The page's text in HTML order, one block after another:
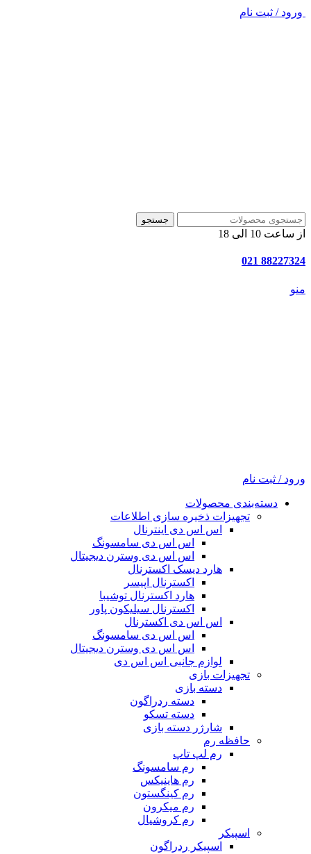
ورود / ثبت نام
جستجو
از ساعت 10 الی 18
88227324 021
منو
ورود / ثبت نام
دسته‌بندی محصولات
تجهیزات ذخیره سازی اطلاعات
اس اس دی اینترنال
اس اس دی سامسونگ
اس اس دی وسترن دیجیتال
هارد دیسک اکسترنال
اکسترنال اپیسر
هارد اکسترنال توشیبا
اکسترنال سیلیکون پاور
اس اس دی اکسترنال
اس اس دی سامسونگ
اس اس دی وسترن دیجیتال
لوازم جانبی اس اس دی
تجهیزات بازی
دسته بازی
دسته ردراگون
دسته تسکو
شارژر دسته بازی
حافظه رم
رم لپ تاپ
رم سامسونگ
رم هاینیکس
رم کینگستون
رم میکرون
رم کروشیال
اسپیکر
اسپیکر ردراگون